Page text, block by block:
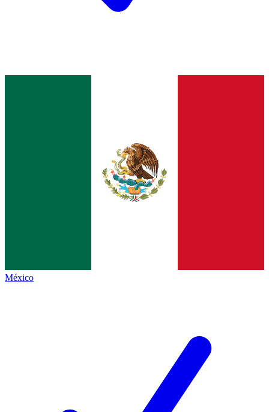
México